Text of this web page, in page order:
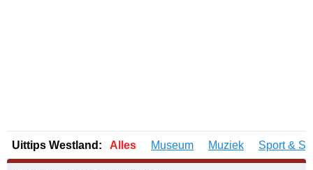
Uittips Westland: Alles Museum Muziek Sport &